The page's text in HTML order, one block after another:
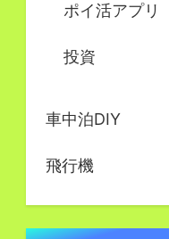
ポイ活アプリ
投資
車中泊DIY
飛行機